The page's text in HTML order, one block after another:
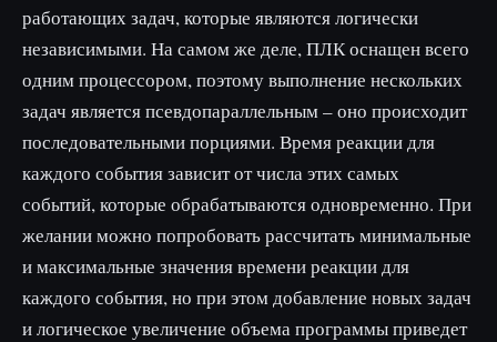
работающих задач, которые являются логически
независимыми. На самом же деле, ПЛК оснащен всего
одним процессором, поэтому выполнение нескольких
задач является псевдопараллельным – оно происходит
последовательными порциями. Время реакции для
каждого события зависит от числа этих самых
событий, которые обрабатываются одновременно. При
желании можно попробовать рассчитать минимальные
и максимальные значения времени реакции для
каждого события, но при этом добавление новых задач
и логическое увеличение объема программы приведет